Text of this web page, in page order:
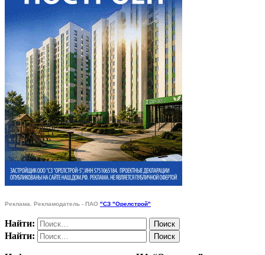
Реклама. Рекламодатель - ПАО "СЗ "Орелстрой"
Найти:
Найти: